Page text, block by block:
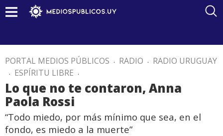
PORTAL MEDIOS PÚBLICOS . RADIO . RADIO URUGUAY
. ESPÍRITU LIBRE .
Lo que no te contaron, Anna
Paola Rossi
“Todo miedo, por más mínimo que sea, en el
fondo, es miedo a la muerte”